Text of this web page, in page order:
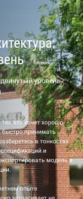
Средний
уровень
кто хочет хорошо
быстро принимать
в тонкостях
и
модель в
опыте